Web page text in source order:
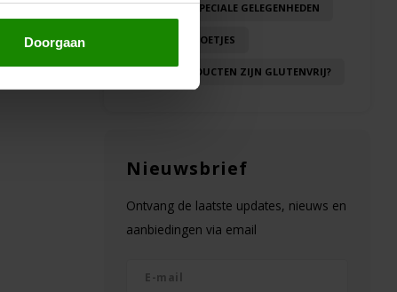
Doorgaan
RECEPTEN SPECIALE GELEGENHEDEN
RECEPTEN TOETJES
WELKE PRODUCTEN ZIJN GLUTENVRIJ?
Nieuwsbrief
Ontvang de laatste updates, nieuws en
aanbiedingen via email